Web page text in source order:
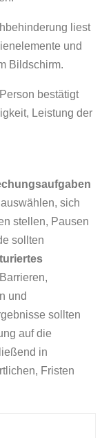
liest
und
Bildschirm.
bestätigt
Leistung der
sich
stellen, Pausen
sollten
und
sollten
auf die
in
Fristen